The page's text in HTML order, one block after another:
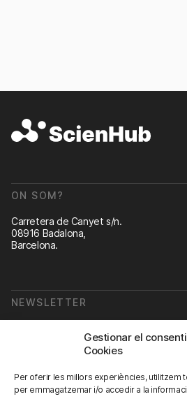
Gestionar el
Cookies
Per oferir les millors experiències, utilitzem
per emmagatzemar i/o accedir a la
ON SOM?
Carretera de Canyet s/n.
08916 Badalona,
Barcelona.
NEWSLETTER